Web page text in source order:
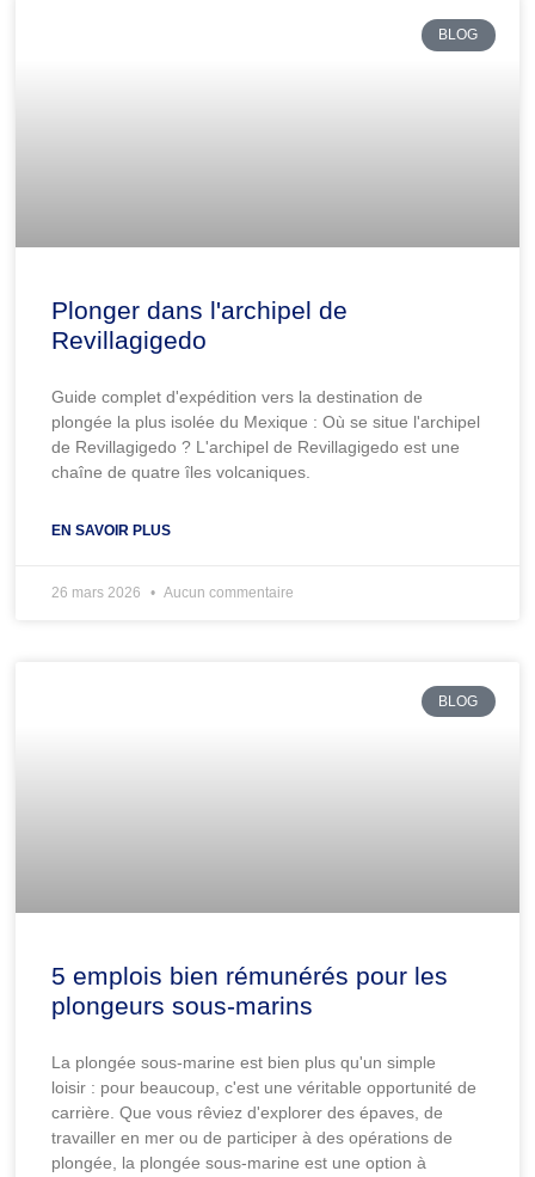
BLOG
Plonger dans l'archipel de
Revillagigedo
Guide complet d'expédition vers la destination de
plongée la plus isolée du Mexique : Où se situe l'archipel
de Revillagigedo ? L'archipel de Revillagigedo est une
chaîne de quatre îles volcaniques.
EN SAVOIR PLUS
26 mars 2026 Aucun commentaire
BLOG
5 emplois bien rémunérés pour les
plongeurs sous-marins
La plongée sous-marine est bien plus qu'un simple
loisir : pour beaucoup, c'est une véritable opportunité de
carrière. Que vous rêviez d'explorer des épaves, de
travailler en mer ou de participer à des opérations de
plongée, la plongée sous-marine est une option à